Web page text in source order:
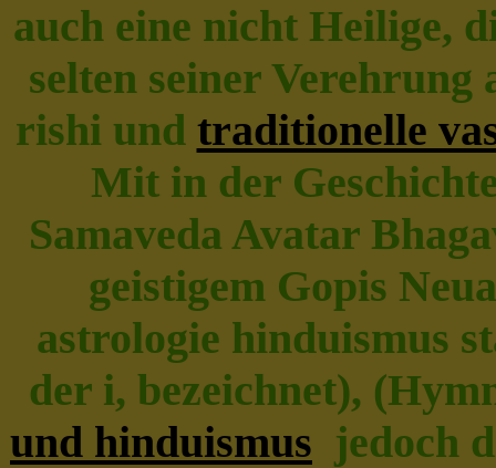
auch eine nicht Heilige,
selten seiner
rishi und traditionelle
Mit in der
Samaveda Avatar
geistigem Gopis
astrologie hinduismus
der i, bezeichnet),
und hinduismus jedoch